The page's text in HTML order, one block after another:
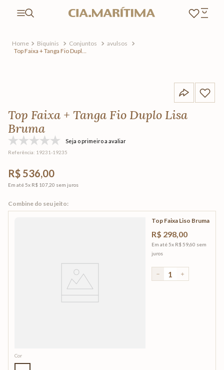
Biquínis Conjuntos
avulsos
Top Faixa + Tanga Fio Duplo
Top Faixa + Tanga Fio Duplo Lisa
Bruma
Seja o primeiro a avaliar
Referência: 19231-19235
R$ 536,00
Em até 5x R$ 107,20 sem juros
Top Faixa Liso Bruma
R$ 298,00
Em até 5x R$ 59,60 sem
juros
＋
－
Cor